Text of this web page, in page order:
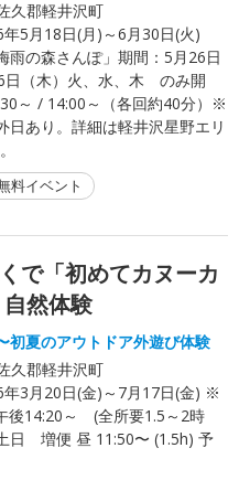
久郡軽井沢町
年5月18日(月)～6月30日(火)
雨の森さんぽ」期間：5月26日
日（木）火、水、木 のみ開
～ / 14:00～（各回約40分）※
日あり。詳細は軽井沢星野エリ
料イベント
で「初めてカヌーカ
然体験
初夏のアウトドア外遊び体験
久郡軽井沢町
年3月20日(金)～7月17日(金) ※
後14:20～ (全所要1.5～2時
増便 昼 11:50〜 (1.5h) 予